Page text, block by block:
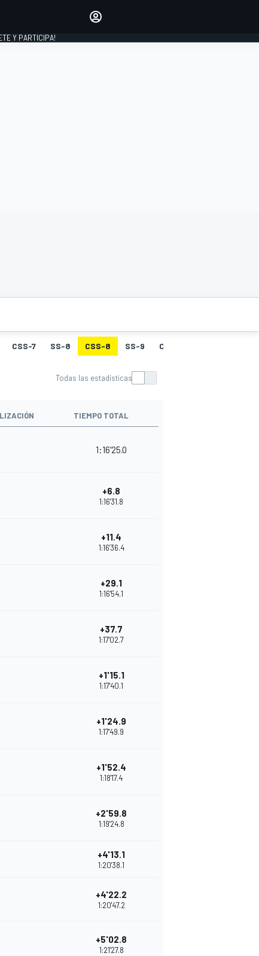
Y PARTICIPA!
CSS-7 SS-8 CSS-8 SS-9 CSS-9
Todas las estadísticas
TIEMPO TOTAL
1:16'25.0
+6.8
1:16'31.8
+11.4
1:16'36.4
+29.1
1:16'54.1
+37.7
1:17'02.7
+1'15.1
1:17'40.1
+1'24.9
1:17'49.9
+1'52.4
1:18'17.4
+2'59.8
1:19'24.8
+4'13.1
1:20'38.1
+4'22.2
1:20'47.2
+5'02.8
1:21'27.8